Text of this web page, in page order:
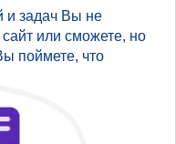
и задач Вы не
или сможете, но
поймете, что